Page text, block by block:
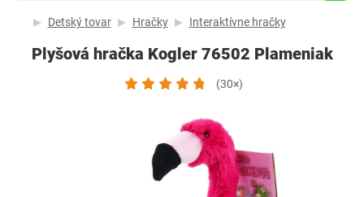
Detský tovar Hračky Interaktívne hračky
Plyšová hračka Kogler 76502 Plameniak
(30×)